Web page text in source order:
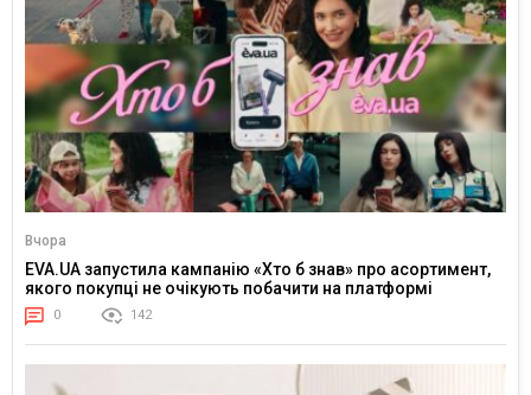
Вчора
EVA.UA запустила кампанію «Хто б знав» про асортимент,
якого покупці не очікують побачити на платформі
0 142